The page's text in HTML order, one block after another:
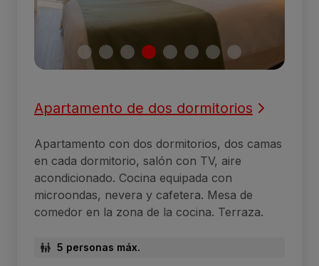
Apartamento de dos dormitorios
Apartamento con dos dormitorios, dos camas
en cada dormitorio, salón con TV, aire
acondicionado. Cocina equipada con
microondas, nevera y cafetera. Mesa de
comedor en la zona de la cocina. Terraza.
5 personas máx.